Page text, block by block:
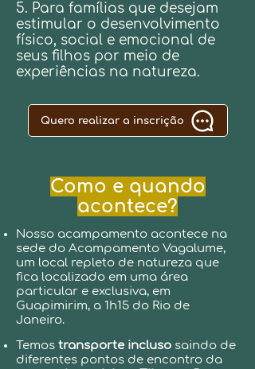
5. Para famílias que desejam
estimular o desenvolvimento
físico, social e emocional de
seus filhos por meio de
experiências na natureza.
Quero realizar a inscrição
Como e quando
acontece?
Nosso acampamento acontece na
sede do Acampamento Vagalume,
um local repleto de natureza que
fica localizado em uma área
particular e exclusiva, em
Guapimirim, a 1h15 do Rio de
Janeiro.
Temos transporte incluso saindo de
diferentes pontos de encontro da